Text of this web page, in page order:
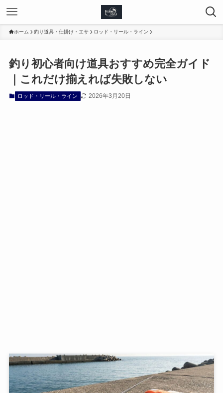
ホーム 釣り道具・仕掛け・エサ ロッド・リール・ライン
釣り初心者向け道具おすすめ完全ガイド
｜これだけ揃えれば失敗しない
ロッド・リール・ライン 2026年3月20日